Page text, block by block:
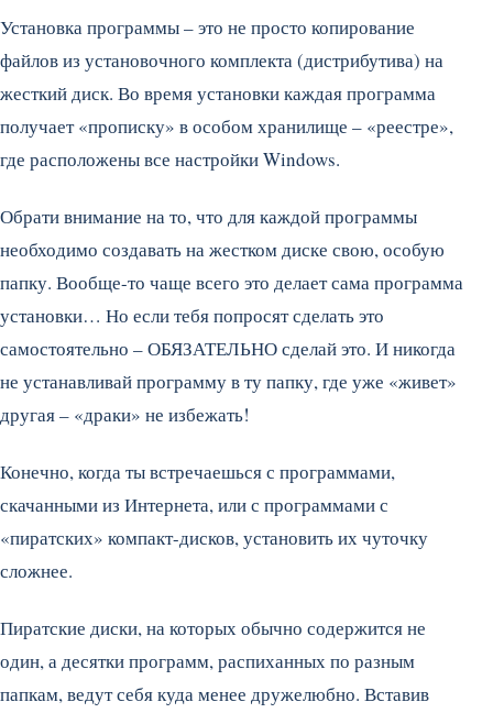
Установка программы – это не просто копирование
файлов из установочного комплекта (дистрибутива) на
жесткий диск. Во время установки каждая программа
получает «прописку» в особом хранилище – «реестре»,
где расположены все настройки Windows.
Обрати внимание на то, что для каждой программы
необходимо создавать на жестком диске свою, особую
папку. Вообще-то чаще всего это делает сама программа
установки… Но если тебя попросят сделать это
самостоятельно – ОБЯЗАТЕЛЬНО сделай это. И никогда
не устанавливай программу в ту папку, где уже «живет»
другая – «драки» не избежать!
Конечно, когда ты встречаешься с программами,
скачанными из Интернета, или с программами с
«пиратских» компакт-дисков, установить их чуточку
сложнее.
Пиратские диски, на которых обычно содержится не
один, а десятки программ, распиханных по разным
папкам, ведут себя куда менее дружелюбно. Вставив